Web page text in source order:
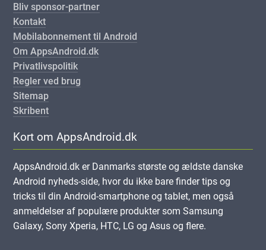
Bliv sponsor-partner
Kontakt
Mobilabonnement til Android
Om AppsAndroid.dk
Privatlivspolitik
Regler ved brug
Sitemap
Skribent
Kort om AppsAndroid.dk
AppsAndroid.dk er Danmarks største og ældste danske
Android nyheds-side, hvor du ikke bare finder tips og
tricks til din Android-smartphone og tablet, men også
anmeldelser af populære produkter som Samsung
Galaxy, Sony Xperia, HTC, LG og Asus og flere.